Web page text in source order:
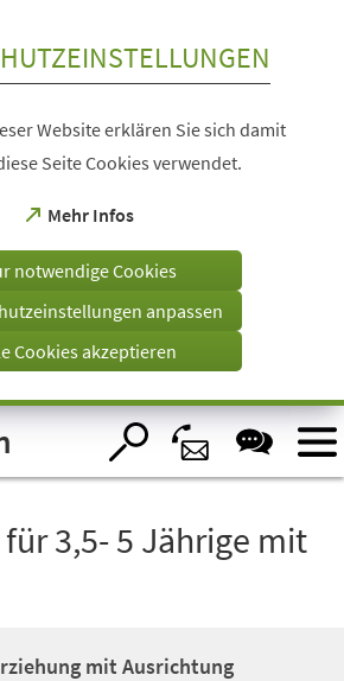
Website erklären Sie sich damit
Seite Cookies verwendet.
Mehr Infos
(Öffnet
einem
Tab)
notwendige Cookies
anpassen
Cookies akzeptieren
3,5- 5 Jährige mit
mit Ausrichtung